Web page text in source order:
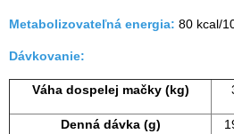
Metabolizovateľná energia: 80 kcal/
Dávkovanie:
Váha dospelej mačky (kg)
Denná dávka (g)